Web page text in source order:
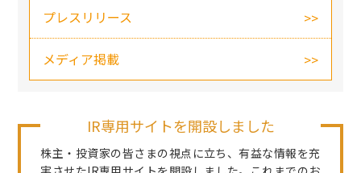
プレスリリース
メディア掲載
IR専用サイトを開設しました
株主・投資家の皆さまの視点に立ち、有益な情報を充